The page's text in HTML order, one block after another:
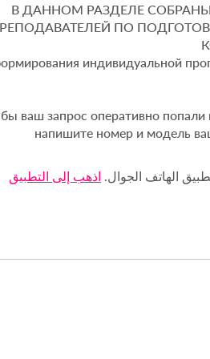
В ДАННОМ РАЗДЕЛЕ
ПО
индивидуальной
ваш запрос оперативно
напишите номер и модель
الهاتف الجوال. اذهب إلى التطبيق